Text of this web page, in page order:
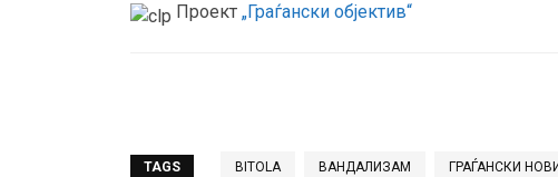
Проект „Граѓански објектив“
TAGS BITOLA ВАНДАЛИЗАМ ГРАЃАНСКИ